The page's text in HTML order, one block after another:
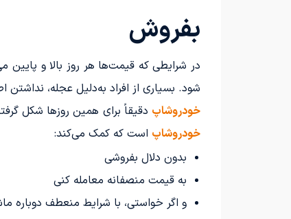
بفروش
در شرایطی که قیمت‌ها هر روز بالا و
شود. بسیاری از افراد به‌دلیل عجله، نداشتن
خودروشاپ دقیقاً برای همین روزها شکل
خودروشاپ است که کمک می‌کند:
بدون دلال بفروشی
به قیمت منصفانه معامله کنی
و اگر خواستی، با شرایط منعطف دوباره